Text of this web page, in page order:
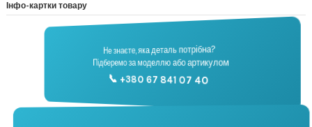
Інфо-картки товару
🔧
Підбір запчастин
Не знаєте, яка деталь потрібна?
Підберемо за моделлю або артикулом
📞 +380 67 841 07 40